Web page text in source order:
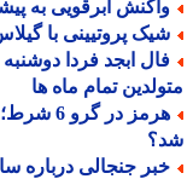
ابرقویی به
پروتیینی با گیلاس
تمام ماه ها
هرمز در گرو